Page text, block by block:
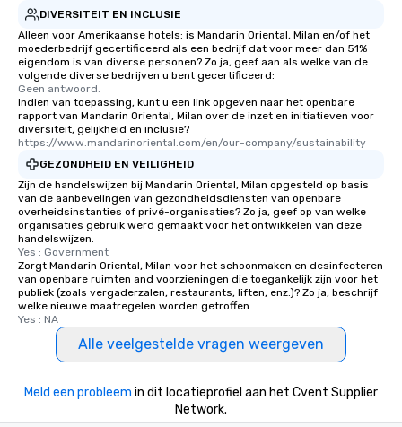
DIVERSITEIT EN INCLUSIE
Alleen voor Amerikaanse hotels: is Mandarin Oriental, Milan en/of het
moederbedrijf gecertificeerd als een bedrijf dat voor meer dan 51%
eigendom is van diverse personen? Zo ja, geef aan als welke van de
volgende diverse bedrijven u bent gecertificeerd:
Geen antwoord.
Indien van toepassing, kunt u een link opgeven naar het openbare
rapport van Mandarin Oriental, Milan over de inzet en initiatieven voor
diversiteit, gelijkheid en inclusie?
https://www.mandarinoriental.com/en/our-company/sustainability
GEZONDHEID EN VEILIGHEID
Zijn de handelswijzen bij Mandarin Oriental, Milan opgesteld op basis
van de aanbevelingen van gezondheidsdiensten van openbare
overheidsinstanties of privé-organisaties? Zo ja, geef op van welke
organisaties gebruik werd gemaakt voor het ontwikkelen van deze
handelswijzen.
Yes : Government
Zorgt Mandarin Oriental, Milan voor het schoonmaken en desinfecteren
van openbare ruimten and voorzieningen die toegankelijk zijn voor het
publiek (zoals vergaderzalen, restaurants, liften, enz.)? Zo ja, beschrijf
welke nieuwe maatregelen worden getroffen.
Yes : NA
Alle veelgestelde vragen weergeven
Meld een probleem in dit locatieprofiel aan het Cvent Supplier
Network.